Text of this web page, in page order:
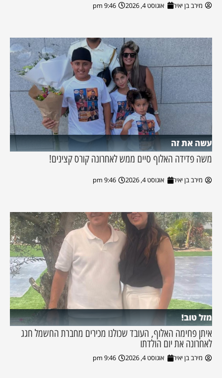
מירב בן יאיר אוגוסט 4, 2026 9:46 pm
עשה את זה
משה פדידה האלוף סיים ממש לאחרונה קורס קצינים!
מירב בן יאיר אוגוסט 4, 2026 9:46 pm
מזל טוב!
איתן פחימה האלוף, העובד שכולנו מכירים מחברת החשמל חגג
לאחרונה את יום הולדתו
מירב בן יאיר אוגוסט 4, 2026 9:46 pm